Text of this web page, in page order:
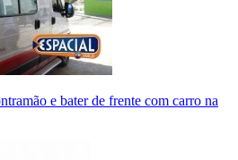
e bater de frente com carro na